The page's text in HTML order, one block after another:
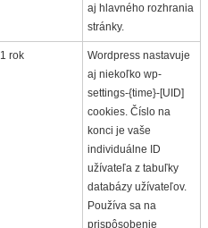
aj hlavného rozhrania
stránky.
1 rok
Wordpress nastavuje
aj niekoľko wp-
settings-{time}-[UID]
cookies. Číslo na
konci je vaše
individuálne ID
užívateľa z tabuľky
databázy užívateľov.
Používa sa na
prispôsobenie